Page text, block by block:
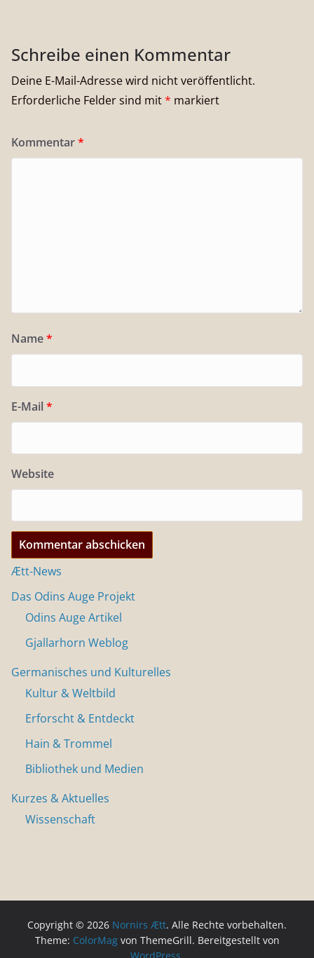
Schreibe einen Kommentar
Deine E-Mail-Adresse wird nicht veröffentlicht.
Erforderliche Felder sind mit* markiert
Kommentar*
Name*
E-Mail *
Website
Ætt-News
Das Odins Auge Projekt
Odins Auge Artikel
Gjallarhorn Weblog
Germanisches und Kulturelles
Kultur & Weltbild
Erforscht & Entdeckt
Hain & Trommel
Bibliothek und Medien
Kurzes & Aktuelles
Wissenschaft
Copyright © 2026 Nornirs Ætt. Alle Rechte vorbehalten.
Theme: ColorMagvon ThemeGrill. Bereitgestellt von
WordPress